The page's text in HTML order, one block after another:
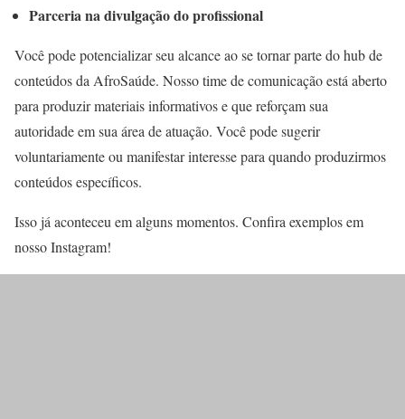
Parceria na divulgação do profissional
Você pode potencializar seu alcance ao se tornar parte do hub de
conteúdos da AfroSaúde. Nosso time de comunicação está aberto
para produzir materiais informativos e que reforçam sua
autoridade em sua área de atuação. Você pode sugerir
voluntariamente ou manifestar interesse para quando produzirmos
conteúdos específicos.
Isso já aconteceu em alguns momentos. Confira exemplos em
nosso Instagram!